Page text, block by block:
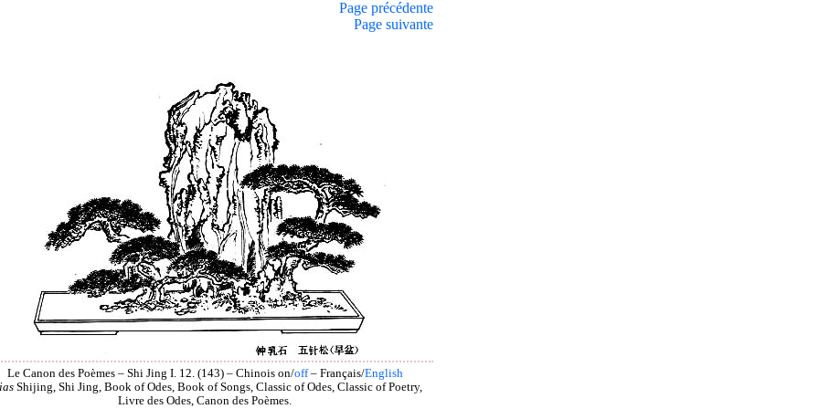
Page précédente
Page suivante
Le Canon des Poèmes – Shi Jing I. 12. (143) – Chinois on/off– Français/English
Shijing, Shi Jing, Book of Odes, Book of Songs, Classic of Odes, Classic of Poetry,
Livre des Odes, Canon des Poèmes.